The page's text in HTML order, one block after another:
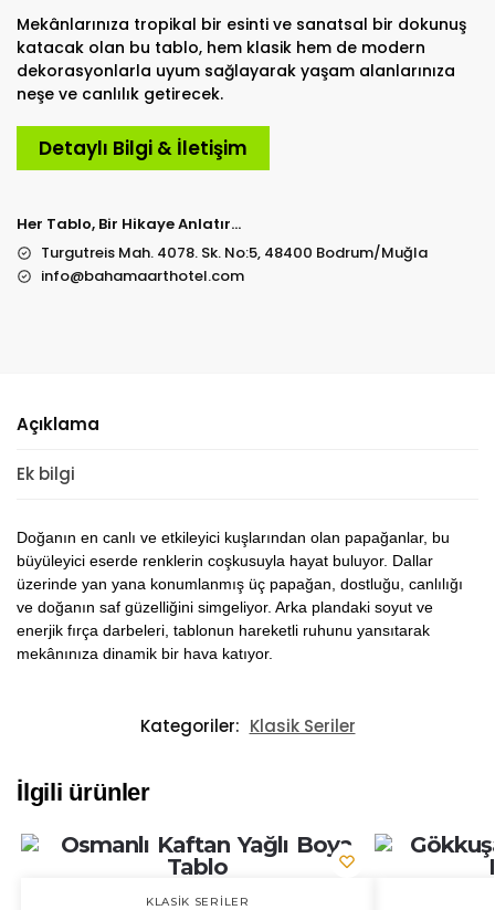
Mekânlarınıza tropikal bir esinti ve sanatsal bir dokunuş
katacak olan bu tablo, hem klasik hem de modern
dekorasyonlarla uyum sağlayarak yaşam alanlarınıza
neşe ve canlılık getirecek.
Detaylı Bilgi & İletişim
Her Tablo, Bir Hikaye Anlatır…
Turgutreis Mah. 4078. Sk. No:5, 48400 Bodrum/Muğla
info@bahamaarthotel.com
Açıklama
Ek bilgi
Doğanın en canlı ve etkileyici kuşlarından olan papağanlar, bu
büyüleyici eserde renklerin coşkusuyla hayat buluyor. Dallar
üzerinde yan yana konumlanmış üç papağan, dostluğu, canlılığı
ve doğanın saf güzelliğini simgeliyor. Arka plandaki soyut ve
enerjik fırça darbeleri, tablonun hareketli ruhunu yansıtarak
mekânınıza dinamik bir hava katıyor.
Kategoriler: Klasik Seriler
İlgili ürünler
KLASIK SERILER